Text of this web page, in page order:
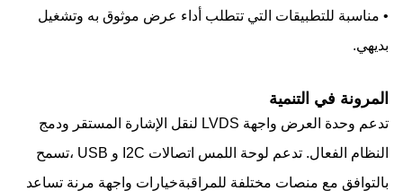
• مناسبة للتطبيقات التي تتطلب أداء عرض موثوق به وتشغيل
بديهي.
المرونة في التنمية
تدعم وحدة العرض واجهة LVDS لنقل الإشارة المستقر ودمج
النظام الفعال. تدعم لوحة اللمس اتصالات I2C و USB ،تسمح
بالتوافق مع منصات مختلفة للمراقبةخيارات واجهة مرنة تساعد